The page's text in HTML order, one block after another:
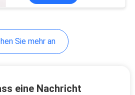
Flaschen-
Sie mehr an
eine Nachricht